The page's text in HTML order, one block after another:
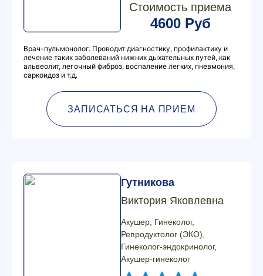
Стоимость приема
4600 Руб
Врач-пульмонолог. Проводит диагностику, профилактику и
лечение таких заболеваний нижних дыхательных путей, как
альвеолит, легочный фиброз, воспаление легких, пневмония,
саркоидоз и т.д.
ЗАПИСАТЬСЯ НА ПРИЕМ
Гутникова
Виктория Яковлевна
Акушер, Гинеколог,
Репродуктолог (ЭКО),
Гинеколог-эндокринолог,
Акушер-гинеколог